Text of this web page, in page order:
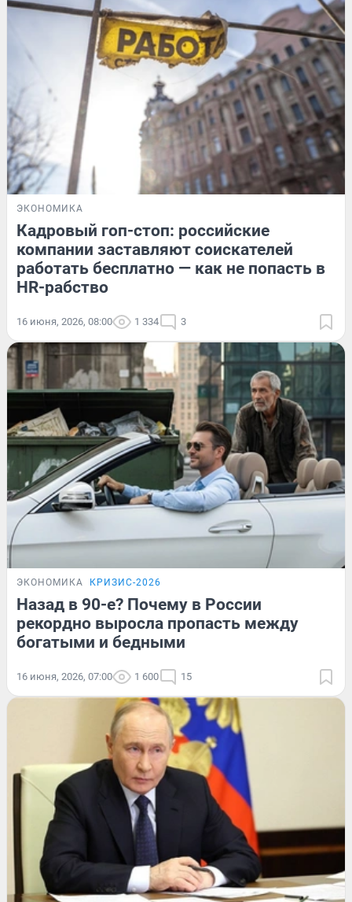
ЭКОНОМИКА
Кадровый гоп-стоп: российские
компании заставляют соискателей
работать бесплатно — как не попасть в
HR-рабство
16 июня, 2026, 08:00 1 334 3
ЭКОНОМИКА КРИЗИС-2026
Назад в 90-е? Почему в России
рекордно выросла пропасть между
богатыми и бедными
16 июня, 2026, 07:00 1 600 15